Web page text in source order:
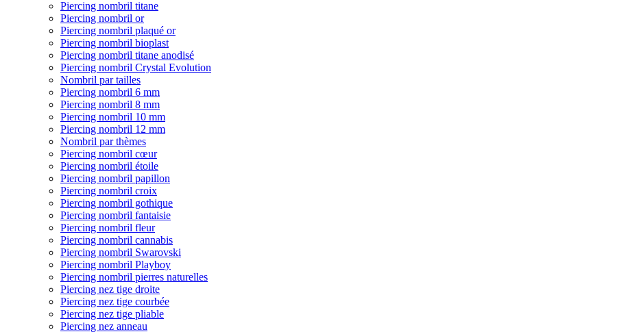
Piercing nombril titane
Piercing nombril or
Piercing nombril plaqué or
Piercing nombril bioplast
Piercing nombril titane anodisé
Piercing nombril Crystal Evolution
Nombril par tailles
Piercing nombril 6 mm
Piercing nombril 8 mm
Piercing nombril 10 mm
Piercing nombril 12 mm
Nombril par thèmes
Piercing nombril cœur
Piercing nombril étoile
Piercing nombril papillon
Piercing nombril croix
Piercing nombril gothique
Piercing nombril fantaisie
Piercing nombril fleur
Piercing nombril cannabis
Piercing nombril Swarovski
Piercing nombril Playboy
Piercing nombril pierres naturelles
Piercing nez tige droite
Piercing nez tige courbée
Piercing nez tige pliable
Piercing nez anneau